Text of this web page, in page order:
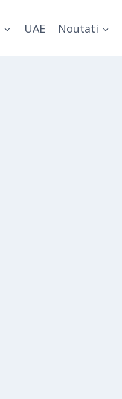
UAE Noutati